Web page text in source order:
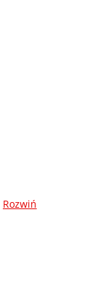
Rozwiń